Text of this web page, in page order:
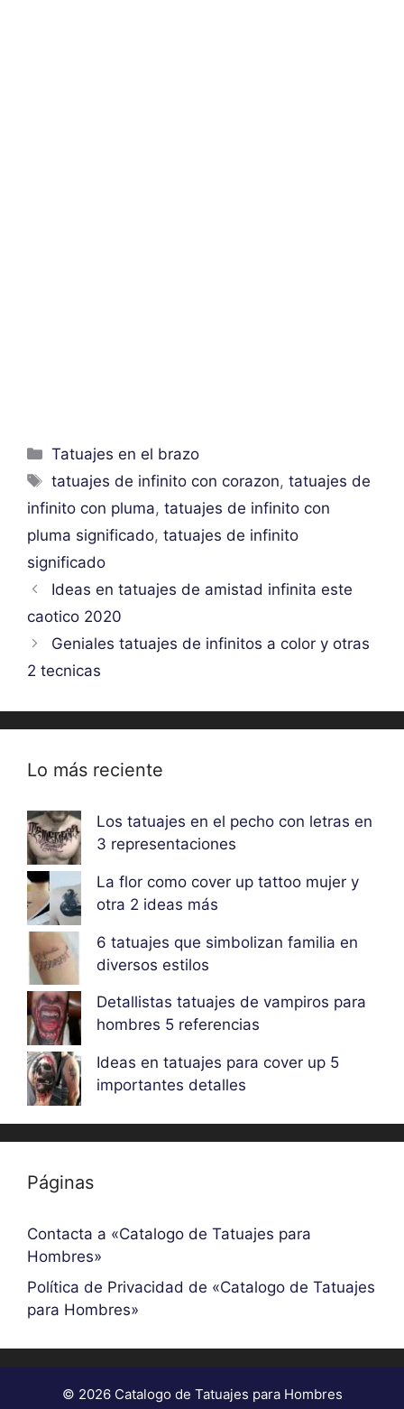
Categorías
Tatuajes en el brazo
Etiquetas
tatuajes de infinito con corazon,tatuajes de
infinito con pluma, tatuajes de infinito con
pluma significado, tatuajes de infinito
significado
Ideas en tatuajes de amistad infinita este
caotico 2020
Geniales tatuajes de infinitos a color y otras
2 tecnicas
Lo más reciente
Los tatuajes en el pecho con letras en
3 representaciones
La flor como cover up tattoo mujer y
otra 2 ideas más
6 tatuajes que simbolizan familia en
diversos estilos
Detallistas tatuajes de vampiros para
hombres 5 referencias
Ideas en tatuajes para cover up 5
importantes detalles
Páginas
Contacta a «Catalogo de Tatuajes para
Hombres»
Política de Privacidad de «Catalogo de Tatuajes
para Hombres»
© 2026 Catalogo de Tatuajes para Hombres